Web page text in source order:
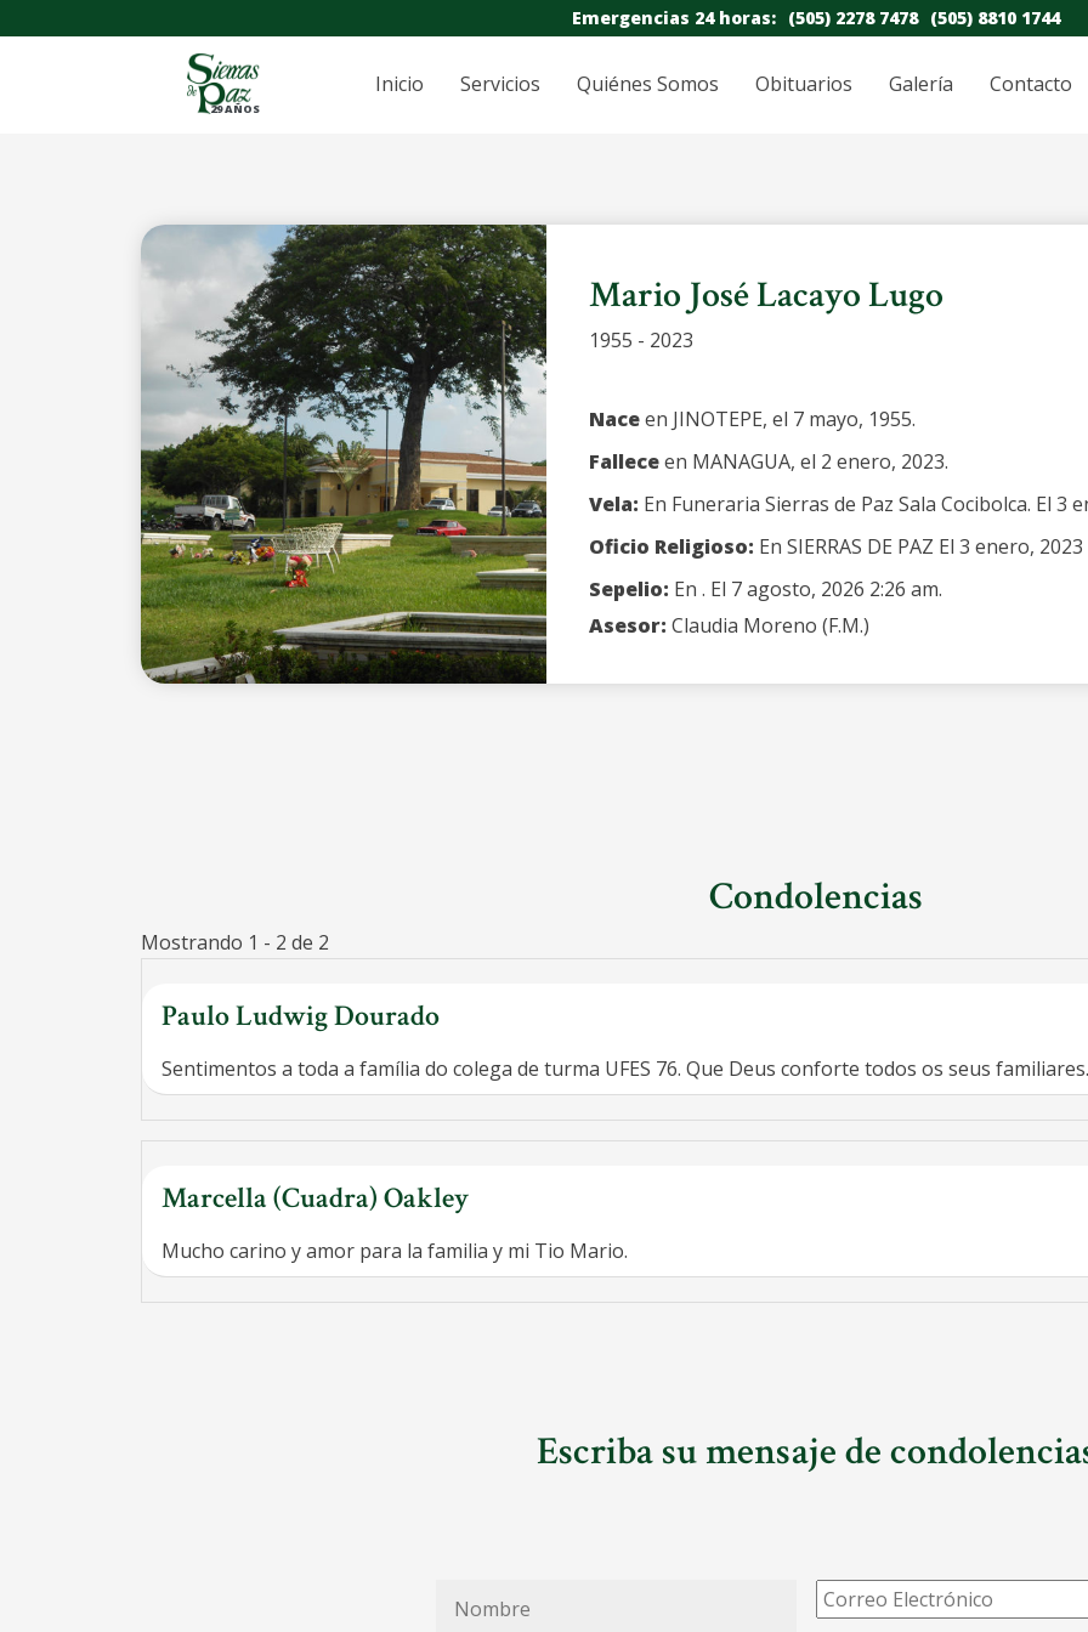
Emergencias 24 horas: (505) 2278 7478 (505) 8810 1744
29 AÑOS
Inicio Servicios Quiénes Somos Obituarios Galería Contacto
Mario José Lacayo Lugo
1955 - 2023
Naceen JINOTEPE, el 7 mayo, 1955.
Falleceen MANAGUA, el 2 enero, 2023.
Vela: En Funeraria Sierras de Paz Sala Cocibolca. El 3
Oficio Religioso: En SIERRAS DE PAZ El 3 enero,
Sepelio: En . El 7 agosto, 2026 2:26 am.
Asesor: Claudia Moreno (F.M.)
Condolencias
Mostrando 1 - 2 de 2
Paulo Ludwig Dourado
Sentimentos a toda a família do colega de turma UFES 76. Que Deus conforte todos os seus familiares.
Marcella (Cuadra) Oakley
Mucho carino y amor para la familia y mi Tio Mario.
Escriba su mensaje de
Electrónico *